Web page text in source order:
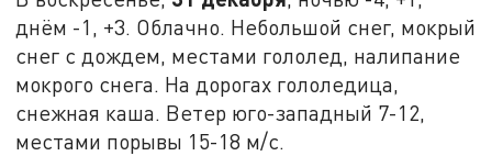
днём -1, +3. Облачно. Небольшой снег, мокрый
снег с дождем, местами гололед, налипание
мокрого снега. На дорогах гололедица,
снежная каша. Ветер юго-западный 7-12,
местами порывы 15-18 м/с.